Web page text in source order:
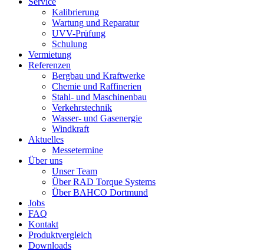
Kalibrierung
Wartung und Reparatur
UVV-Prüfung
Schulung
Vermietung
Referenzen
Bergbau und Kraftwerke
Chemie und Raffinerien
Stahl- und Maschinenbau
Verkehrstechnik
Wasser- und Gasenergie
Windkraft
Aktuelles
Messetermine
Über uns
Unser Team
Über RAD Torque Systems
Über BAHCO Dortmund
Jobs
FAQ
Kontakt
Produktvergleich
Downloads